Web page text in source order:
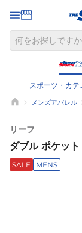
スポーツ・カテ
メンズアパレル
リーフ
ダブル ポケッ
SALE MENS